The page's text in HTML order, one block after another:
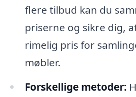
flere tilbud kan du
priserne og sikre dig,
rimelig pris for
møbler.
Forskellige metoder: